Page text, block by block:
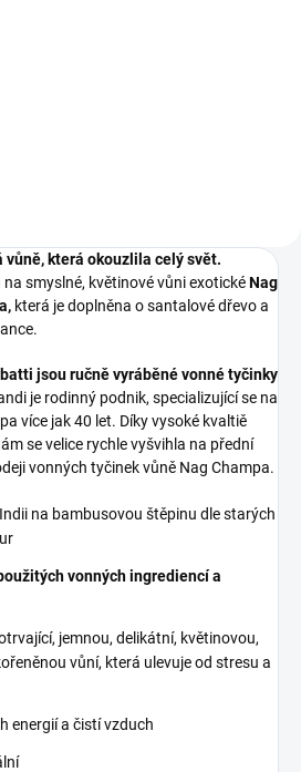
vůně, která okouzlila celý svět.
smyslné, květinové vůni exotickéNag
která je doplněna o santalové dřevo a
jsou ručně vyráběné vonné tyčinky
je rodinný podnik, specializující se na
více jak 40 let. Díky vysoké kvaltiě
se velice rychle vyšvihla na přední
vonných tyčinek vůně Nag Champa.
na bambusovou štěpinu dle starých
vonných ingrediencí a
jemnou, delikátní, květinovou,
vůní, která ulevuje od stresu a
energií a čistí vzduch